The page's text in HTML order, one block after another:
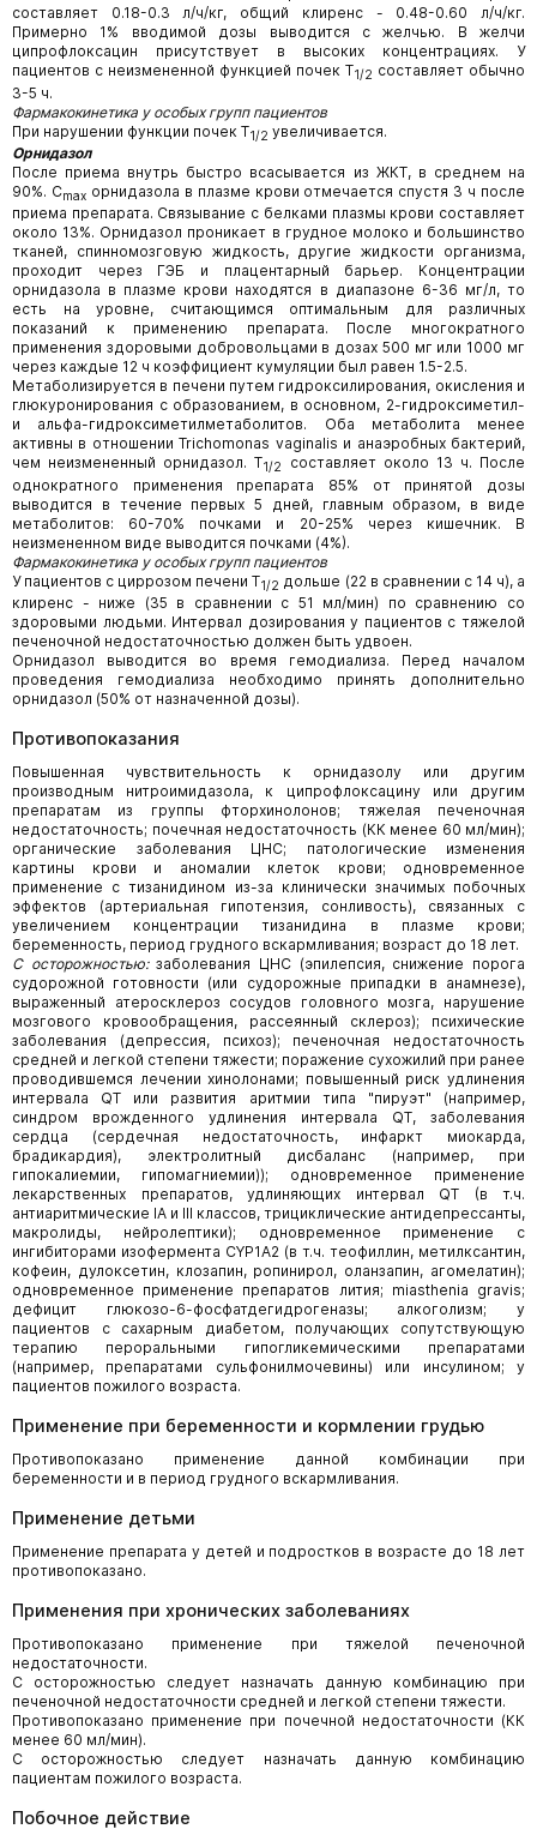
составляет 0.18-0.3 л/ч/кг, общий клиренс - 0.48-0.60 л/ч/кг.
Примерно 1% вводимой дозы выводится с желчью. В желчи
ципрофлоксацин присутствует в высоких концентрациях. У
пациентов с неизмененной функцией почек Т1/2 составляет обычно
3-5 ч.
Фармакокинетика у особых групп пациентов
При нарушении функции почек Т1/2 увеличивается.
Орнидазол
После приема внутрь быстро всасывается из ЖКТ, в среднем на
90%. Cmaxорнидазола в плазме крови отмечается спустя 3 ч после
приема препарата. Связывание с белками плазмы крови составляет
около 13%. Орнидазол проникает в грудное молоко и большинство
тканей, спинномозговую жидкость, другие жидкости организма,
проходит через ГЭБ и плацентарный барьер. Концентрации
орнидазола в плазме крови находятся в диапазоне 6-36 мг/л, то
есть на уровне, считающимся оптимальным для различных
показаний к применению препарата. После многократного
применения здоровыми добровольцами в дозах 500 мг или 1000 мг
через каждые 12 ч коэффициент кумуляции был равен 1.5-2.5.
Метаболизируется в печени путем гидроксилирования, окисления и
глюкуронирования с образованием, в основном, 2-гидроксиметил-
и альфа-гидроксиметилметаболитов. Оба метаболита менее
активны в отношении Trichomonas vaginalis и анаэробных бактерий,
чем неизмененный орнидазол. Т1/2
составляет около 13 ч. После
однократного применения препарата 85% от принятой дозы
выводится в течение первых 5 дней, главным образом, в виде
метаболитов: 60-70% почками и 20-25% через кишечник. В
неизмененном виде выводится почками (4%).
Фармакокинетика у особых групп пациентов
У пациентов с циррозом печени Т1/2 дольше (22 в сравнении с 14 ч), а
клиренс - ниже (35 в сравнении с 51 мл/мин) по сравнению со
здоровыми людьми. Интервал дозирования у пациентов с тяжелой
печеночной недостаточностью должен быть удвоен.
Орнидазол выводится во время гемодиализа. Перед началом
проведения гемодиализа необходимо принять дополнительно
орнидазол (50% от назначенной дозы).
Противопоказания
Повышенная чувствительность к орнидазолу или другим
производным нитроимидазола, к ципрофлоксацину или другим
препаратам из группы фторхинолонов; тяжелая печеночная
недостаточность; почечная недостаточность (КК менее 60 мл/мин);
органические заболевания ЦНС; патологические изменения
картины крови и аномалии клеток крови; одновременное
применение с тизанидином из-за клинически значимых побочных
эффектов (артериальная гипотензия, сонливость), связанных с
увеличением концентрации тизанидина в плазме крови;
беременность, период грудного вскармливания; возраст до 18 лет.
С осторожностью:заболевания ЦНС (эпилепсия, снижение порога
судорожной готовности (или судорожные припадки в анамнезе),
выраженный атеросклероз сосудов головного мозга, нарушение
мозгового кровообращения, рассеянный склероз); психические
заболевания (депрессия, психоз); печеночная недостаточность
средней и легкой степени тяжести; поражение сухожилий при ранее
проводившемся лечении хинолонами; повышенный риск удлинения
интервала QT или развития аритмии типа "пируэт" (например,
синдром врожденного удлинения интервала QT, заболевания
сердца (сердечная недостаточность, инфаркт миокарда,
брадикардия), электролитный дисбаланс (например, при
гипокалиемии, гипомагниемии)); одновременное применение
лекарственных препаратов, удлиняющих интервал QT (в т.ч.
антиаритмические IA и III классов, трициклические антидепрессанты,
макролиды, нейролептики); одновременное применение с
ингибиторами изофермента CYP1А2 (в т.ч. теофиллин, метилксантин,
кофеин, дулоксетин, клозапин, ропинирол, оланзапин, агомелатин);
одновременное применение препаратов лития; miasthenia gravis;
дефицит глюкозо-6-фосфатдегидрогеназы; алкоголизм; у
пациентов с сахарным диабетом, получающих сопутствующую
терапию пероральными гипогликемическими препаратами
(например, препаратами сульфонилмочевины) или инсулином; у
пациентов пожилого возраста.
Применение при беременности и кормлении грудью
Противопоказано применение данной комбинации при
беременности и в период грудного вскармливания.
Применение детьми
Применение препарата у детей и подростков в возрасте до 18 лет
противопоказано.
Применения при хронических заболеваниях
Противопоказано применение при тяжелой печеночной
недостаточности.
С осторожностью следует назначать данную комбинацию при
печеночной недостаточности средней и легкой степени тяжести.
Противопоказано применение при почечной недостаточности (КК
менее 60 мл/мин).
С осторожностью следует назначать данную комбинацию
пациентам пожилого возраста.
Побочное действие